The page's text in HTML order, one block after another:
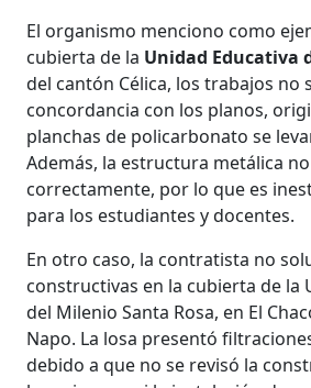
El organismo menciono como
cubierta de la Unidad Educativa
del cantón Célica, los trabajos no
concordancia con los planos,
planchas de policarbonato se
Además, la estructura metálica
correctamente, por lo que es
para los estudiantes y docentes.
En otro caso, la contratista no
constructivas en la cubierta de la
del Milenio Santa Rosa, en El
Napo. La losa presentó
debido a que no se revisó la